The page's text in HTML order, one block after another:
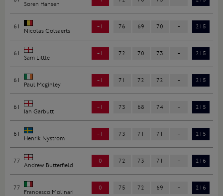
Soren Hansen
61
Nicolas Colsaerts
-1 76 69 70 - 215
61
Sam Little
-1 72 70 73 - 215
61
Paul Mcginley
-1 71 72 72 - 215
61
Ian Garbutt
-1 73 68 74 - 215
61
Henrik Nyström
-1 73 71 71 - 215
77
Andrew Butterfield
0 72 73 71 - 216
77
Francesco Molinari
0 75 72 69 - 216